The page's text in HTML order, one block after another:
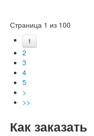
Страница 1 из 100
1
2
3
4
5
>
>>
Как заказать